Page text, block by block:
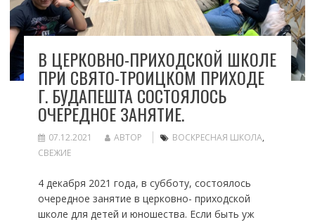
В ЦЕРКОВНО-ПРИХОДСКОЙ ШКОЛЕ
ПРИ СВЯТО-ТРОИЦКОМ ПРИХОДЕ
Г. БУДАПЕШТА СОСТОЯЛОСЬ
ОЧЕРЕДНОЕ ЗАНЯТИЕ.
07.12.2021 АВТОР ВОСКРЕСНАЯ ШКОЛА,
СВЕЖИЕ
4 декабря 2021 года, в субботу, состоялось
очередное занятие в церковно- приходской
школе для детей и юношества. Если быть уж